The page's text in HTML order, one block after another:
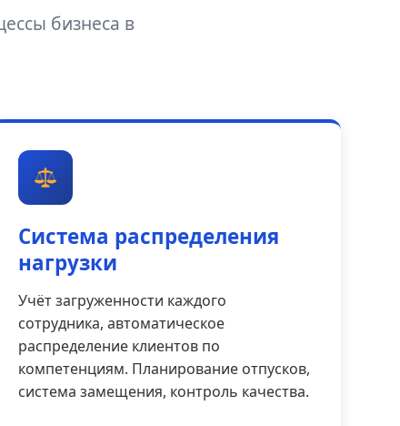
бизнеса в
Система распределения
нагрузки
Учёт загруженности каждого
сотрудника, автоматическое
распределение клиентов по
компетенциям. Планирование отпусков,
система замещения, контроль качества.